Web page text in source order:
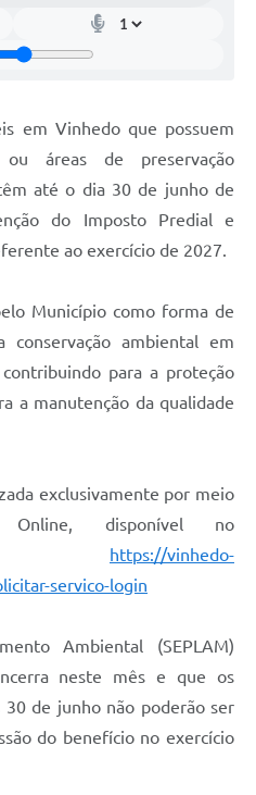
em Vinhedo que possuem
áreas de preservação
até o dia 30 de junho de
do Imposto Predial e
ao exercício de 2027.
Município como forma de
conservação ambiental em
para a proteção
a manutenção da qualidade
exclusivamente por meio
disponível no
https://vinhedo-
servico-login
Ambiental (SEPLAM)
neste mês e que os
30 de junho não poderão ser
do benefício no exercício